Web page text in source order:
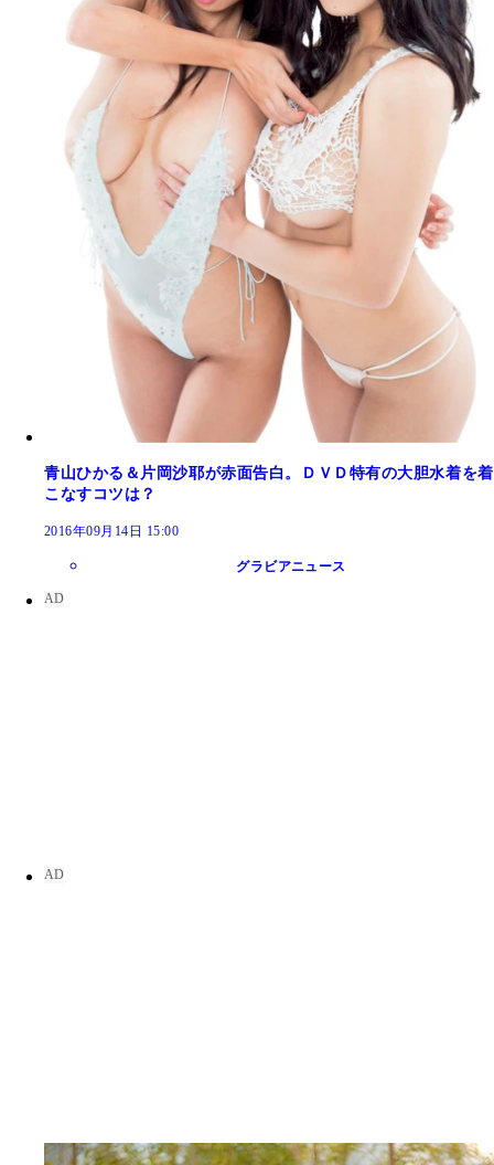
青山ひかる＆片岡沙耶が赤面告白。ＤＶＤ特有の大胆水着を着
こなすコツは？
2016年09月14日 15:00
グラビアニュース